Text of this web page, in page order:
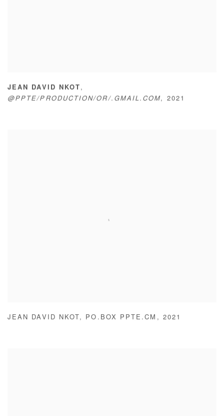
JEAN DAVID NKOT ,
@PPTE/PRODUCTION/OR/.GMAIL.COM, 2021
JEAN DAVID NKOT , PO.BOX PPTE.CM , 2021